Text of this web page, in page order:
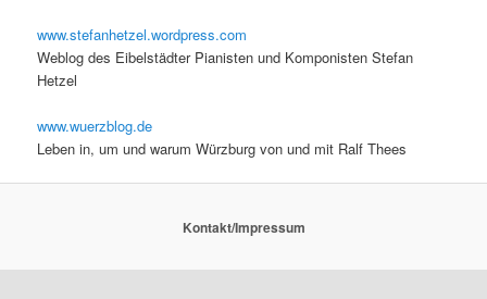
www.stefanhetzel.wordpress.com
Weblog des Eibelstädter Pianisten und Komponisten Stefan
Hetzel
www.wuerzblog.de
Leben in, um und warum Würzburg von und mit Ralf Thees
Kontakt/Impressum